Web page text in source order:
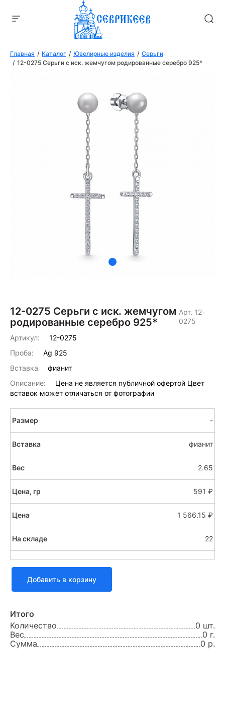
Главная Каталог Ювелирные изделия
Серьги
12-0275 Серьги с иск. жемчугом родированные серебро 925*
12-0275 Серьги с иск. жемчугом
родированные серебро 925*
Арт. 12-
0275
Артикул:
12-0275
Проба:
Ag 925
Вставка
фианит
Описание:
Цена не является публичной офертой Цвет
вставок может отличаться от фотографии
-
фианит
2.65
591 ₽
1 566.15 ₽
22
Добавить в корзину
Итого
Количество
0 шт.
Вес
0 г.
Сумма
0 р.